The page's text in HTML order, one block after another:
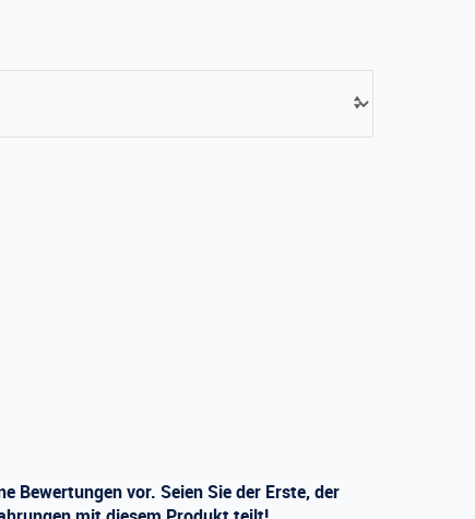
Bewertungen vor. Seien Sie der Erste, der